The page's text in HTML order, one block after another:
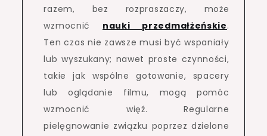
razem, bez rozpraszaczy, może
wzmocnić nauki przedmałżeńskie.
Ten czas nie zawsze musi być wspaniały
lub wyszukany; nawet proste czynności,
takie jak wspólne gotowanie, spacery
lub oglądanie filmu, mogą pomóc
wzmocnić więź. Regularne
pielęgnowanie związku poprzez dzielone